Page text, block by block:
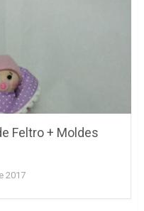
Feltro + Moldes
2017